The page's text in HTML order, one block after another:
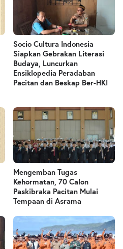
Socio Cultura Indonesia
Siapkan Gebrakan Literasi
Budaya, Luncurkan
Ensiklopedia Peradaban
Pacitan dan Beskap Ber-HKI
Mengemban Tugas
Kehormatan, 70 Calon
Paskibraka Pacitan Mulai
Tempaan di Asrama